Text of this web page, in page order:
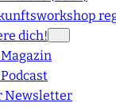
dich!
Newsletter